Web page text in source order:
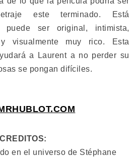
este terminado. Está
puede ser original, intimista,
visualmente muy rico. Esta
a Laurent a no perder su
se pongan difíciles.
CREDITOS:
en el universo de Stéphane